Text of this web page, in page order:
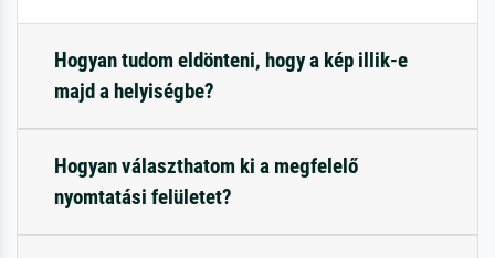
Hogyan tudom eldönteni, hogy a kép illik-e
majd a helyiségbe?
Hogyan választhatom ki a megfelelő
nyomtatási felületet?